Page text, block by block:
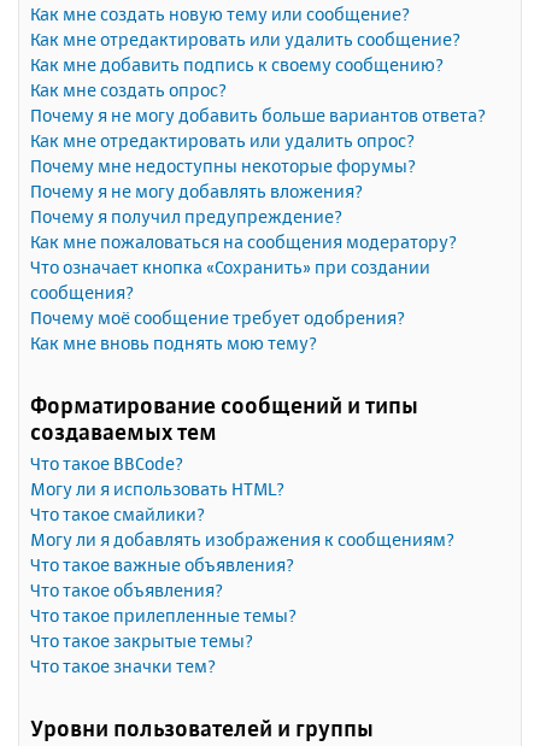
Как мне создать новую тему или сообщение?
Как мне отредактировать или удалить сообщение?
Как мне добавить подпись к своему сообщению?
Как мне создать опрос?
Почему я не могу добавить больше вариантов ответа?
Как мне отредактировать или удалить опрос?
Почему мне недоступны некоторые форумы?
Почему я не могу добавлять вложения?
Почему я получил предупреждение?
Как мне пожаловаться на сообщения модератору?
Что означает кнопка «Сохранить» при создании
сообщения?
Почему моё сообщение требует одобрения?
Как мне вновь поднять мою тему?
Форматирование сообщений и типы
создаваемых тем
Что такое BBCode?
Могу ли я использовать HTML?
Что такое смайлики?
Могу ли я добавлять изображения к сообщениям?
Что такое важные объявления?
Что такое объявления?
Что такое прилепленные темы?
Что такое закрытые темы?
Что такое значки тем?
Уровни пользователей и группы